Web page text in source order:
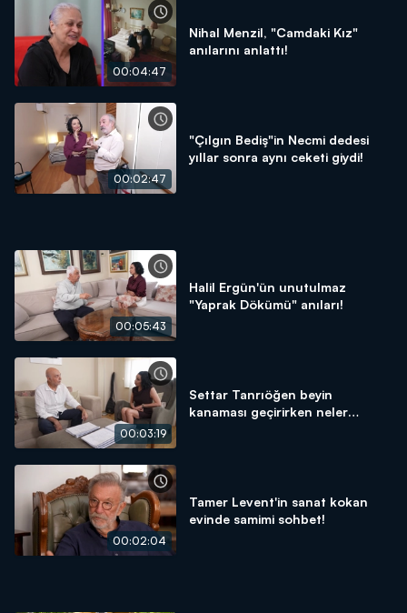
00:04:47
Nihal Menzil, "Camdaki Kız"
anılarını anlattı!
00:02:47
"Çılgın Bediş"in Necmi dedesi
yıllar sonra aynı ceketi giydi!
00:05:43
Halil Ergün'ün unutulmaz
"Yaprak Dökümü" anıları!
00:03:19
Settar Tanrıöğen beyin
kanaması geçirirken neler
00:02:04
Tamer Levent'in sanat kokan
evinde samimi sohbet!